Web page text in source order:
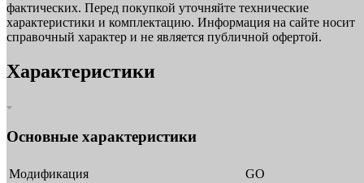
фактических. Перед покупкой уточняйте технические
характеристики и комплектацию. Информация на сайте носит
справочный характер и не является публичной офертой.
Характеристики
Основные характеристики
Модификация
GO